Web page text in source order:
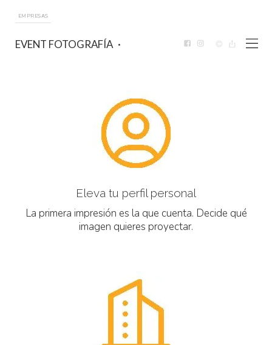
EMPRESAS
EVENT FOTOGRAFÍA
Eleva tu perfil personal
La primera impresión es la que cuenta. Decide qué
imagen quieres proyectar.